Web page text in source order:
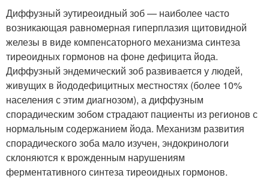
Диффузный эутиреоидный зоб — наиболее часто
возникающая равномерная гиперплазия щитовидной
железы в виде компенсаторного механизма синтеза
тиреоидных гормонов на фоне дефицита йода.
Диффузный эндемический зоб развивается у людей,
живущих в йододефицитных местностях (более 10%
населения с этим диагнозом), а диффузным
спорадическим зобом страдают пациенты из регионов с
нормальным содержанием йода. Механизм развития
спорадического зоба мало изучен, эндокринологи
склоняются к врожденным нарушениям
ферментативного синтеза тиреоидных гормонов.